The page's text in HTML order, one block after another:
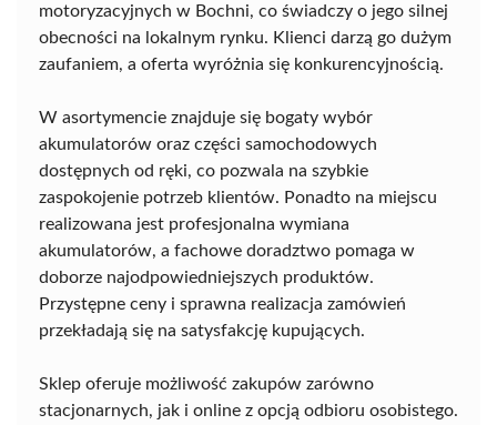
motoryzacyjnych w Bochni, co świadczy o jego silnej
obecności na lokalnym rynku. Klienci darzą go dużym
zaufaniem, a oferta wyróżnia się konkurencyjnością.
W asortymencie znajduje się bogaty wybór
akumulatorów oraz części samochodowych
dostępnych od ręki, co pozwala na szybkie
zaspokojenie potrzeb klientów. Ponadto na miejscu
realizowana jest profesjonalna wymiana
akumulatorów, a fachowe doradztwo pomaga w
doborze najodpowiedniejszych produktów.
Przystępne ceny i sprawna realizacja zamówień
przekładają się na satysfakcję kupujących.
Sklep oferuje możliwość zakupów zarówno
stacjonarnych, jak i online z opcją odbioru osobistego.